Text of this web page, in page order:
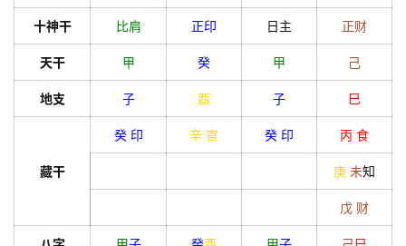
十神干 比肩 正印 日主 正财
天干 甲 癸 甲 己
地支 子 酉 子 巳
藏干
癸 印 辛 官 癸 印 丙 食
庚 未知
戊 财